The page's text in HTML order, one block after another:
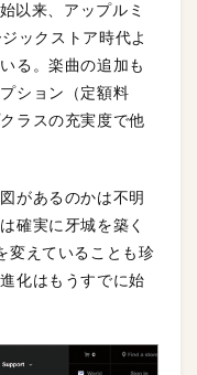
以来、アップルミ
ックストア時代よ
る。楽曲の追加も
ション（定額料
ラスの充実度で他
があるのかは不明
確実に牙城を築く
変えていることも珍
化はもうすでに始